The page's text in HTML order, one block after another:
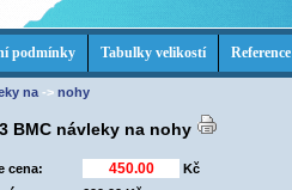
podmínky Tabulky velikostí Reference
na -> nohy
BMC návleky na nohy
cena:
Kč